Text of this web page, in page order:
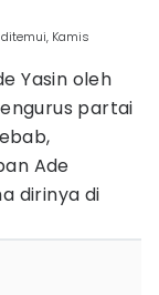
Kamis
Yasin oleh
partai
Ade
dirinya di